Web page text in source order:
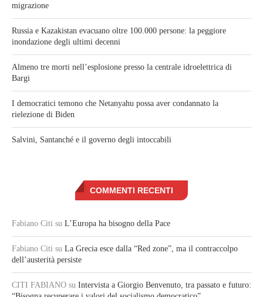
migrazione
Russia e Kazakistan evacuano oltre 100.000 persone: la peggiore
inondazione degli ultimi decenni
Almeno tre morti nell’esplosione presso la centrale idroelettrica di
Bargi
I democratici temono che Netanyahu possa aver condannato la
rielezione di Biden
Salvini, Santanché e il governo degli intoccabili
COMMENTI RECENTI
Fabiano Citi su L’Europa ha bisogno della Pace
Fabiano Citi su La Grecia esce dalla “Red zone”, ma il contraccolpo
dell’austerità persiste
CITI FABIANO su Intervista a Giorgio Benvenuto, tra passato e futuro: